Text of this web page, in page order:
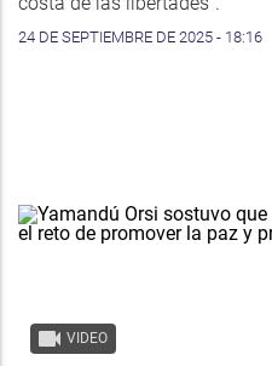
24 DE SEPTIEMBRE DE 2025 - 18:16
VIDEO